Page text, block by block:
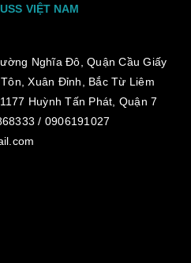
VIỆT NAM
Nghĩa Đô, Quận Cầu Giấy
Xuân Đỉnh, Bắc Từ Liêm
1177 Huỳnh Tấn Phát, Quận 7
/ 0906191027